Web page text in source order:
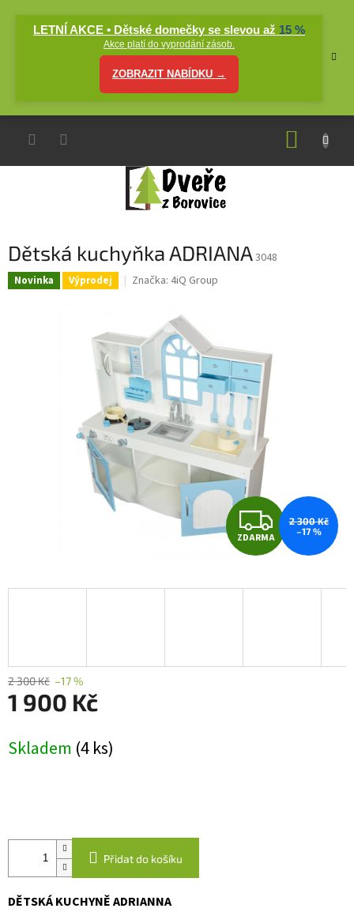
LETNÍ AKCE • Dětské domečky se slevou až 15 %
Akce platí do vyprodání zásob.
ZOBRAZIT NABÍDKU →
Dětská kuchyňka ADRIANA3048
Novinka Výprodej Značka: 4iQ Group
Z
D
A
ZDARMA
2 300 Kč
–17 %
2 300 Kč –17 %
1 900 Kč
cena:
Skladem (4 ks)
Přidat do košíku
DĚTSKÁ KUCHYNĚ ADRIANNA